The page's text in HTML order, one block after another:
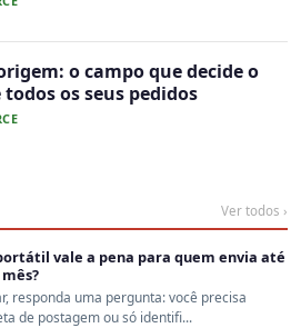
o campo que decide o
os seus pedidos
Ver todos ›
vale a pena para quem envia até
responda uma pergunta: você precisa
de postagem ou só identifi...